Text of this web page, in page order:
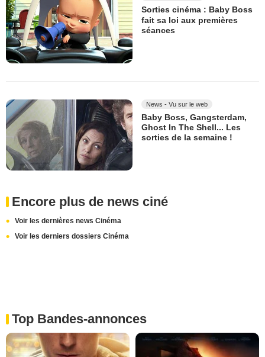
Sorties cinéma : Baby Boss
fait sa loi aux premières
séances
News - Vu sur le web
Baby Boss, Gangsterdam,
Ghost In The Shell... Les
sorties de la semaine !
Encore plus de news ciné
Voir les dernières news Cinéma
Voir les derniers dossiers Cinéma
Top Bandes-annonces